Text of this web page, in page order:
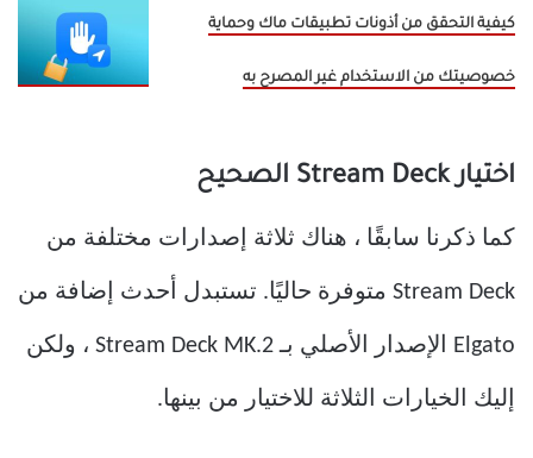
كيفية التحقق من أذونات تطبيقات ماك وحماية
خصوصيتك من الاستخدام غير المصرح به
اختيار Stream Deck الصحيح
كما ذكرنا سابقًا ، هناك ثلاثة إصدارات مختلفة من
Stream Deck متوفرة حاليًا. تستبدل أحدث إضافة من
Elgato الإصدار الأصلي بـ Stream Deck MK.2 ، ولكن
إليك الخيارات الثلاثة للاختيار من بينها.